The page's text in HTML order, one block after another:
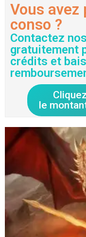
Vous
conso ?
Contactez
gratuitement
crédits et
le